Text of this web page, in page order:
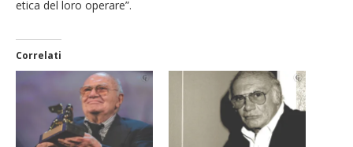
etica del loro operare”.
Correlati